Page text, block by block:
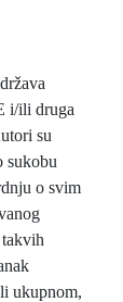
i/ili druga
su
sukobu
o svim
ukupnom,